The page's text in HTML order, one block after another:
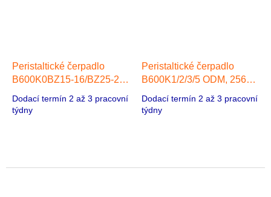
Peristaltické čerpadlo
B600K0BZ15-16/BZ25-24
hlava, 57 Stepper Motor
Dodací termín 2 až 3 pracovní
týdny
Peristaltické čerpadlo
B600K1/2/3/5 ODM, 2562
Dodací termín 2 až 3 pracovní
týdny